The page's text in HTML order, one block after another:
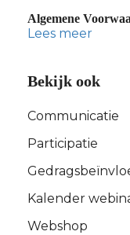
Algemene
Lees meer
Bekijk ook
Communicatie
Participatie
Kalender
Webshop